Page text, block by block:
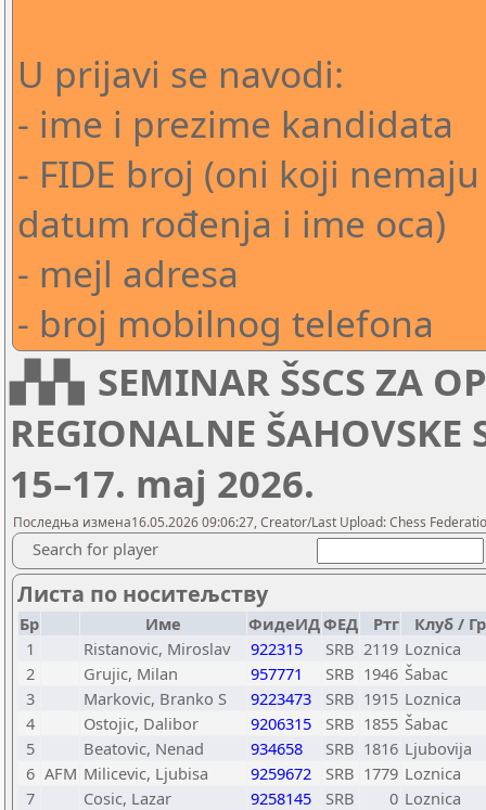
U prijavi se navodi:
- ime i prezime kandidata
- FIDE broj (oni koji
datum rođenja i ime oca)
- mejl adresa
- broj mobilnog telefona
▞▞▖SEMINAR ŠSCS ZA
REGIONALNE
15–17. maj 2026.
Последња измена16.05.2026 09:06:27, Creator/Last Upload: Chess
Search for player
Листа по носитељству
Бр Име ФидеИДФЕД Ртг
Клуб /
1
Ristanovic, Miroslav 922315 SRB 2119 Loznica
2
Grujic, Milan 957771 SRB 1946 Šabac
3
Markovic, Branko S 9223473 SRB 1915 Loznica
4
Ostojic, Dalibor 9206315 SRB 1855 Šabac
5
Beatovic, Nenad 934658 SRB 1816 Ljubovija
6 AFM Milicevic, Ljubisa 9259672 SRB 1779 Loznica
7
Cosic, Lazar 9258145 SRB 0 Loznica